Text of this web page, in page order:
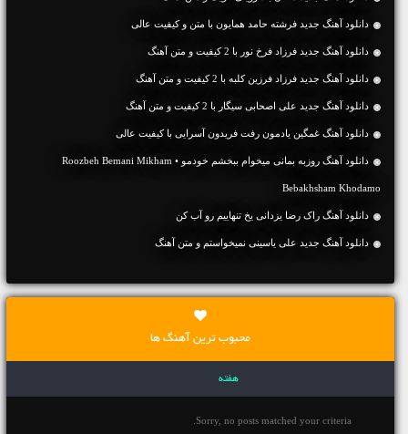
دانلود آهنگ جديد فرشته حامد همایون با متن و کیفیت عالی
دانلود آهنگ جديد فرزاد فرخ نور با 2 کیفیت و متن آهنگ
دانلود آهنگ جديد فرزاد فرزین کلبه با 2 کیفیت و متن آهنگ
دانلود آهنگ جديد علی اصحابی سیگار با 2 کیفیت و متن آهنگ
دانلود آهنگ غمگین یادمون رفت فریدون آسرایی با کیفیت عالی
دانلود آهنگ روزبه بمانی میخوام ببخشم خودمو • Roozbeh Bemani Mikham
Bebakhsham Khodamo
دانلود آهنگ راک رضا یزدانی یخ تنهاییم رو آب کن
دانلود آهنگ جديد علی یاسینی نمیخواستم و متن آهنگ
محبوب ترین آهنگ ها
هفته
Sorry, no posts matched your criteria.